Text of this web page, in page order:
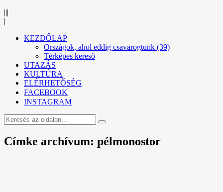
|||
|
KEZDŐLAP
Országok, ahol eddig csavarogtunk (39)
Térképes kereső
UTAZÁS
KULTÚRA
ELÉRHETŐSÉG
FACEBOOK
INSTAGRAM
Címke archívum: pélmonostor